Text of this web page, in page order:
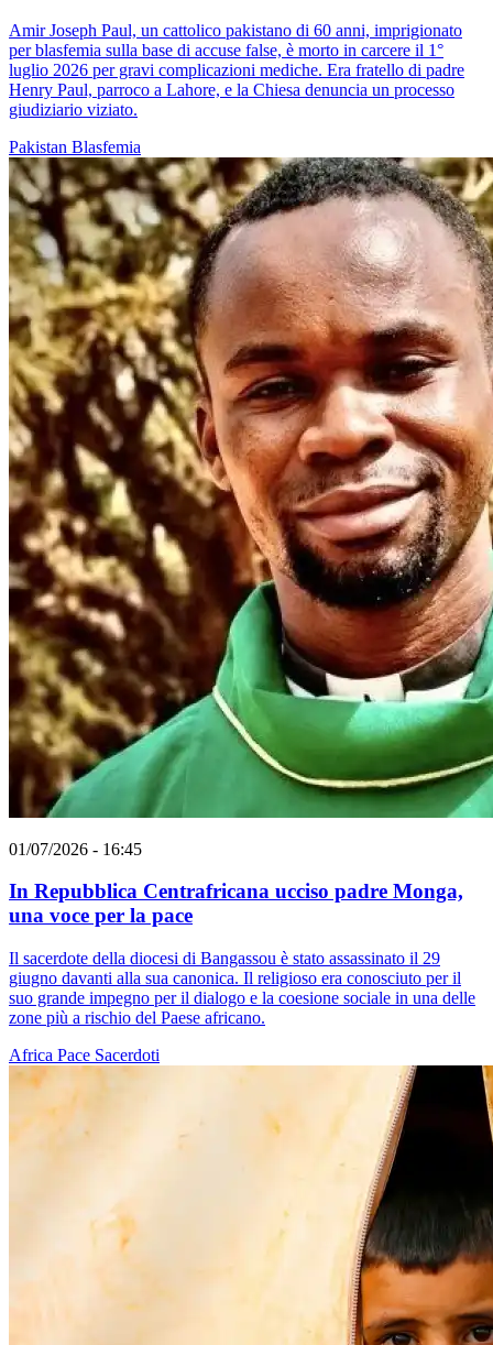
Amir Joseph Paul, un cattolico pakistano di 60 anni, imprigionato
per blasfemia sulla base di accuse false, è morto in carcere il 1°
luglio 2026 per gravi complicazioni mediche. Era fratello di padre
Henry Paul, parroco a Lahore, e la Chiesa denuncia un processo
giudiziario viziato.
Pakistan Blasfemia
01/07/2026 - 16:45
In Repubblica Centrafricana ucciso padre Monga,
una voce per la pace
Il sacerdote della diocesi di Bangassou è stato assassinato il 29
giugno davanti alla sua canonica. Il religioso era conosciuto per il
suo grande impegno per il dialogo e la coesione sociale in una delle
zone più a rischio del Paese africano.
Africa Pace Sacerdoti